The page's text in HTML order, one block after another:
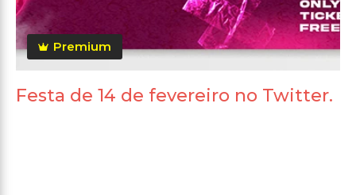
Premium
Festa de 14 de fevereiro no Twitter.